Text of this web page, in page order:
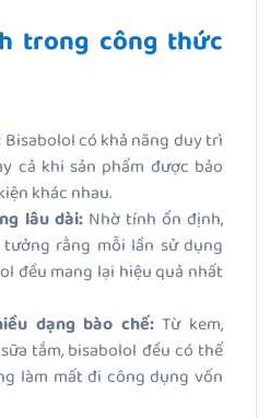
trong công thức
Bisabolol có khả năng duy trì
cả khi sản phẩm được bảo
khác nhau.
lâu dài:Nhờ tính ổn định,
rằng mỗi lần sử dụng
đều mang lại hiệu quả nhất
dạng bào chế:Từ kem,
tắm, bisabolol đều có thể
làm mất đi công dụng vốn